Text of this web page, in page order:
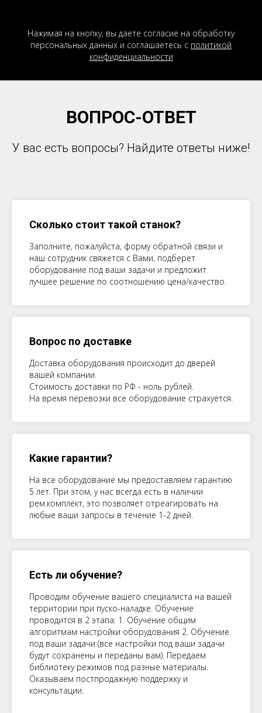
Нажимая на кнопку, вы даете согласие на обработку
персональных данных и соглашаетесь c политикой
конфиденциальности
ВОПРОС-ОТВЕТ
У вас есть вопросы? Найдите ответы ниже!
Сколько стоит такой станок?
Заполните, пожалуйста, форму обратной связи и
наш сотрудник свяжется с Вами, подберет
оборудование под ваши задачи и предложит
лучшее решение по соотношению цена/качество.
Вопрос по доставке
Доставка оборудования происходит до дверей
вашей компании.
Стоимость доставки по РФ - ноль рублей.
На время перевозки все оборудование страхуется.
Какие гарантии?
На все оборудование мы предоставляем гарантию
5 лет. При этом, у нас всегда есть в наличии
рем.комплект, это позволяет отреагировать на
любые ваши запросы в течение 1-2 дней.
Есть ли обучение?
Проводим обучение вашего специалиста на вашей
территории при пуско-наладке. Обучение
проводится в 2 этапа: 1. Обучение общим
алгоритмам настройки оборудования 2. Обучение
под ваши задачи (все настройки под ваши задачи
будут сохранены и переданы вам). Передаем
библиотеку режимов под разные материалы.
Оказываем постпродажную поддержку и
консультации.